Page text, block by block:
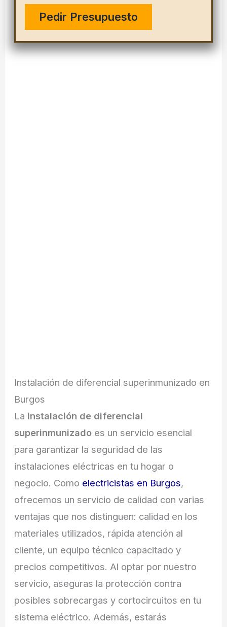
Instalación de diferencial superinmunizado en
Burgos
La instalación de diferencial
superinmunizado es un servicio esencial
para garantizar la seguridad de las
instalaciones eléctricas en tu hogar o
negocio. Como electricistas en Burgos,
ofrecemos un servicio de calidad con varias
ventajas que nos distinguen: calidad en los
materiales utilizados, rápida atención al
cliente, un equipo técnico capacitado y
precios competitivos. Al optar por nuestro
servicio, aseguras la protección contra
posibles sobrecargas y cortocircuitos en tu
sistema eléctrico. Además, estarás